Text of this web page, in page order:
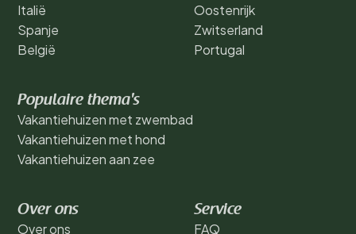
Italië
Spanje
België
Oostenrijk
Zwitserland
Portugal
Populaire thema's
Vakantiehuizen met zwembad
Vakantiehuizen met hond
Vakantiehuizen aan zee
Over ons
Over ons
Service
FAQ